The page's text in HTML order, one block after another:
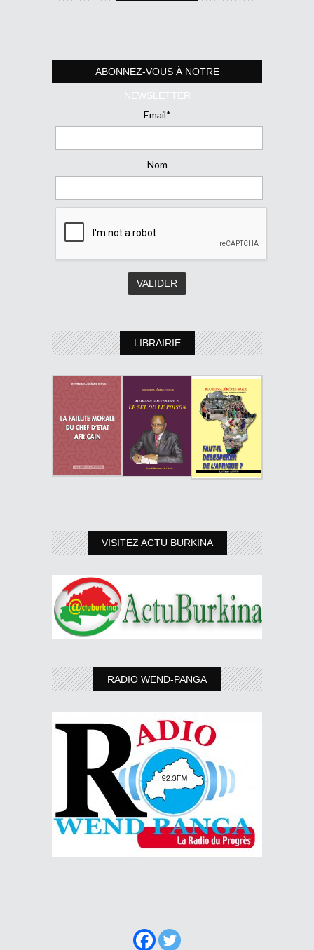
ABONNEZ-VOUS À NOTRE
NEWSLETTER
Email*
Nom
LIBRAIRIE
VISITEZ ACTU BURKINA
RADIO WEND-PANGA